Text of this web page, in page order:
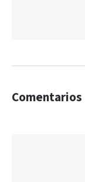
Comentarios